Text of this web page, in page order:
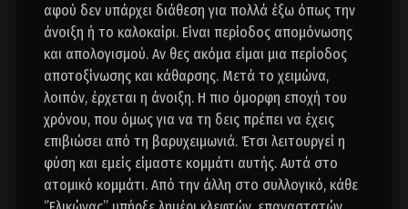
αφού δεν υπάρχει διάθεση για πολλά έξω όπως την
άνοιξη ή το καλοκαίρι. Είναι περίοδος απομόνωσης
και απολογισμού. Αν θες ακόμα είμαι μια περίοδος
αποτοξίνωσης και κάθαρσης. Μετά το χειμώνα,
λοιπόν, έρχεται η άνοιξη. Η πιο όμορφη εποχή του
χρόνου, που όμως για να τη δεις πρέπει να έχεις
επιβιώσει από τη βαρυχειμωνιά. Έτσι λειτουργεί η
φύση και εμείς είμαστε κομμάτι αυτής. Αυτά στο
ατομικό κομμάτι. Από την άλλη στο συλλογικό, κάθε